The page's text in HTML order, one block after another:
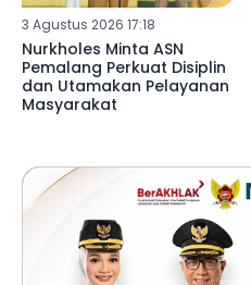
3 Agustus 2026 17:18
Nurkholes Minta ASN
Pemalang Perkuat Disiplin
dan Utamakan Pelayanan
Masyarakat